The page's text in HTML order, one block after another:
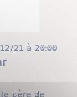
21 à 20:00